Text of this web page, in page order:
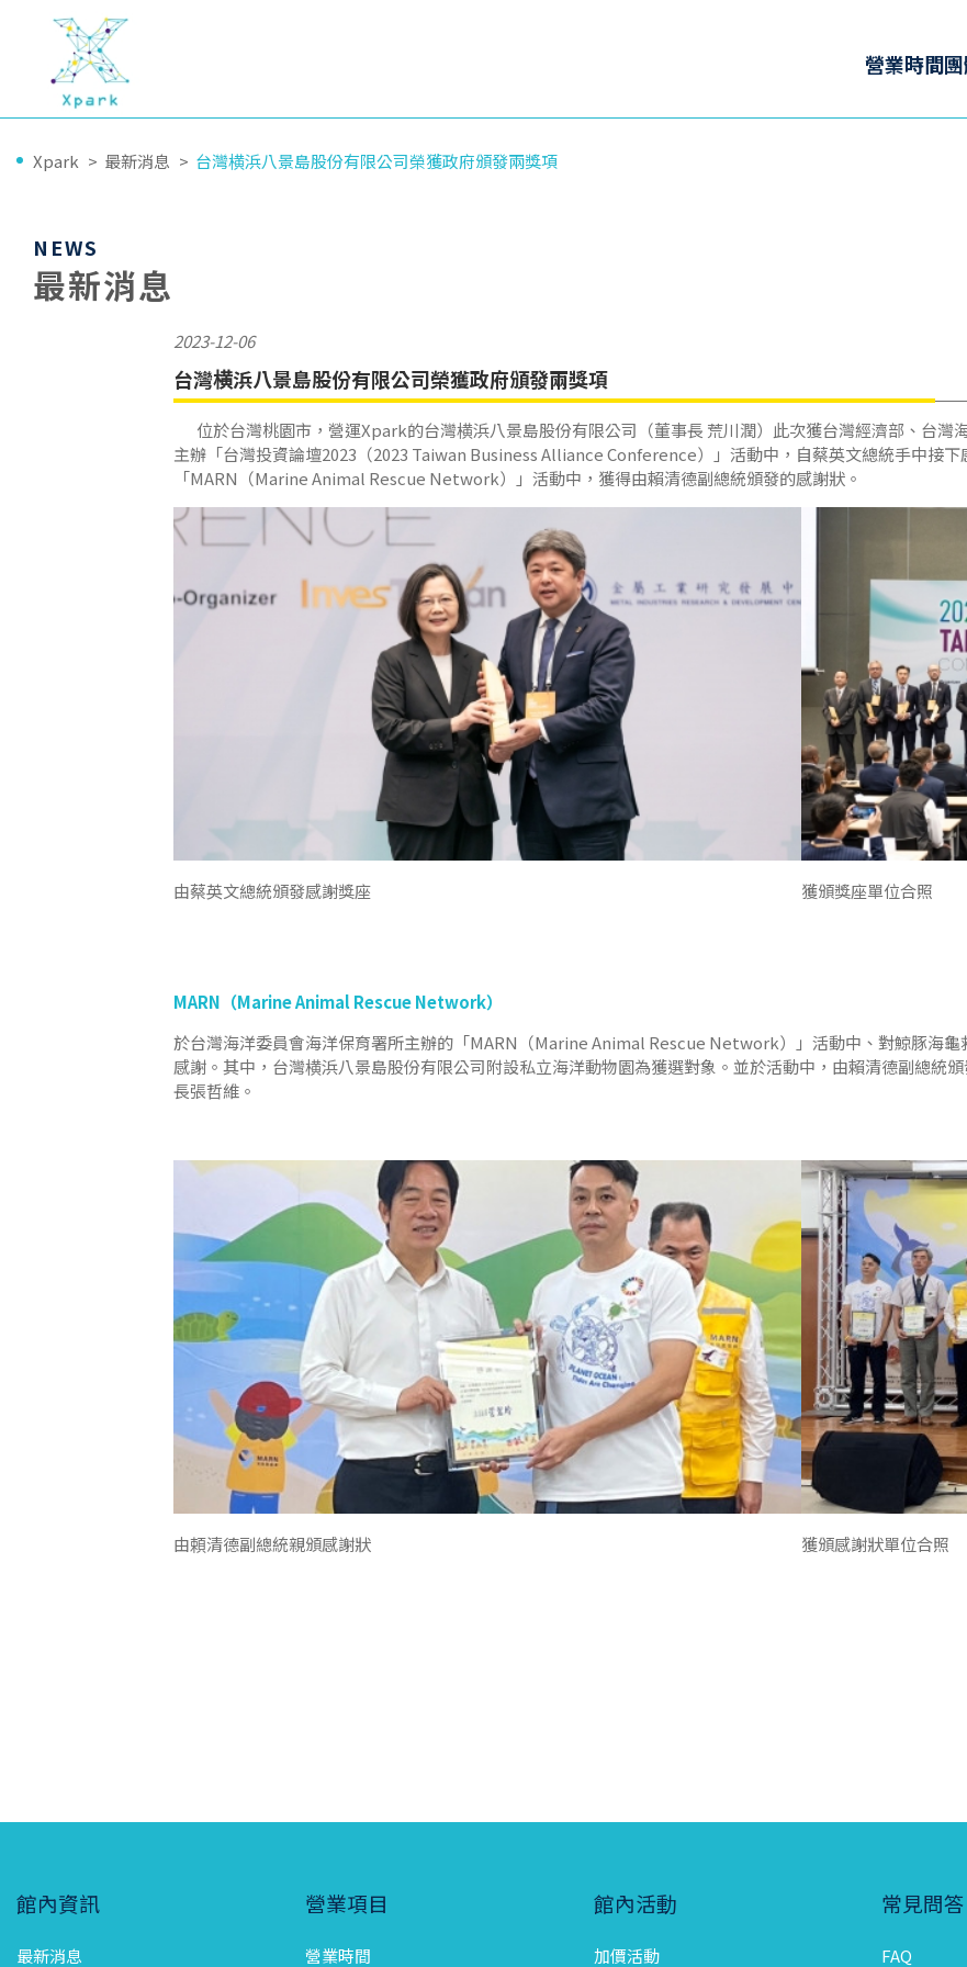
營業時間
Xpark 最新消息 台灣横浜八景島股份有限公司榮獲政府頒發兩獎項
NEWS
最新消息
2023-12-06
台灣横浜八景島股份有限公司榮獲政府頒發兩獎項
位於台灣桃園市，營運Xpark的台灣横浜八景島股份有限公司（董事長 荒川潤）此次獲台灣經濟部、台灣
主辦「台灣投資論壇2023（2023 Taiwan Business Alliance Conference）」活動中，自蔡英文總統手中接
「MARN（Marine Animal Rescue Network）」活動中，獲得由賴清德副總統頒發的感謝狀。
由蔡英文總統頒發感謝獎座 獲頒獎座單位合照
MARN（Marine Animal Rescue Network）
於台灣海洋委員會海洋保育署所主辦的「MARN（Marine Animal Rescue Network）」活動中、對鯨豚海
感謝。其中，台灣横浜八景島股份有限公司附設私立海洋動物園為獲選對象。並於活動中，由賴清德副總統
長張哲維。
由頼清德副總統親頒感謝狀 獲頒感謝狀單位合照
館內資訊
最新消息
營業項目
營業時間
館內活動
加價活動
常見問答
FAQ